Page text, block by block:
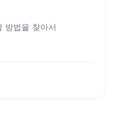
방법을 찾아서